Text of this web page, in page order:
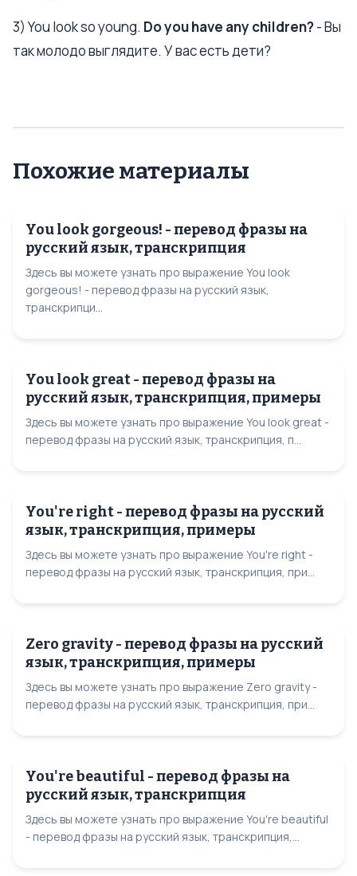
3) You look so young. Do you have any children?- Вы
так молодо выглядите. У вас есть дети?
Похожие материалы
You look gorgeous! - перевод фразы на
русский язык, транскрипция
Здесь вы можете узнать про выражение You look
gorgeous! - перевод фразы на русский язык,
транскрипци...
You look great - перевод фразы на
русский язык, транскрипция, примеры
Здесь вы можете узнать про выражение You look great -
перевод фразы на русский язык, транскрипция, п...
You're right - перевод фразы на русский
язык, транскрипция, примеры
Здесь вы можете узнать про выражение You're right -
перевод фразы на русский язык, транскрипция, при...
Zero gravity - перевод фразы на русский
язык, транскрипция, примеры
Здесь вы можете узнать про выражение Zero gravity -
перевод фразы на русский язык, транскрипция, при...
You're beautiful - перевод фразы на
русский язык, транскрипция
Здесь вы можете узнать про выражение You're beautiful
- перевод фразы на русский язык, транскрипция,...